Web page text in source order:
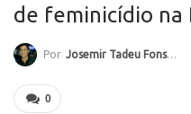
de feminicídio na
Por Josemir Tadeu Fonseca
0